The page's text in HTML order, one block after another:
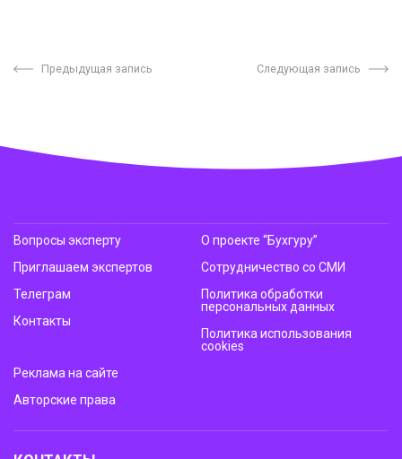
Предыдущая запись Следующая запись
Вопросы эксперту
Приглашаем экспертов
Телеграм
Контакты
О проекте “Бухгуру”
Сотрудничество со СМИ
Политика обработки
персональных данных
Политика использования
cookies
Реклама на сайте
Авторские права